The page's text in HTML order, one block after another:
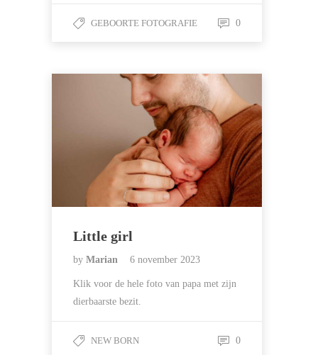
GEBOORTE FOTOGRAFIE 0
Little girl
by Marian 6 november 2023
Klik voor de hele foto van papa met zijn
dierbaarste bezit.
NEW BORN 0